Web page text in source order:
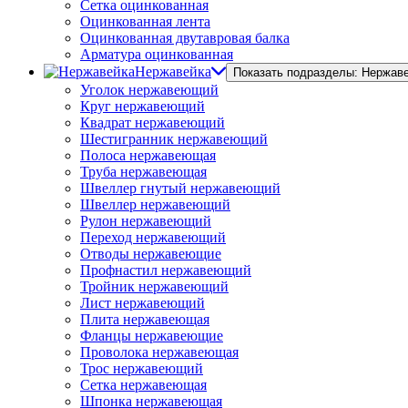
Сетка оцинкованная
Оцинкованная лента
Оцинкованная двутавровая балка
Арматура оцинкованная
Нержавейка
Показать подразделы:
Уголок нержавеющий
Круг нержавеющий
Квадрат нержавеющий
Шестигранник нержавеющий
Полоса нержавеющая
Труба нержавеющая
Швеллер гнутый нержавеющий
Швеллер нержавеющий
Рулон нержавеющий
Переход нержавеющий
Отводы нержавеющие
Профнастил нержавеющий
Тройник нержавеющий
Лист нержавеющий
Плита нержавеющая
Фланцы нержавеющие
Проволока нержавеющая
Трос нержавеющий
Сетка нержавеющая
Шпонка нержавеющая